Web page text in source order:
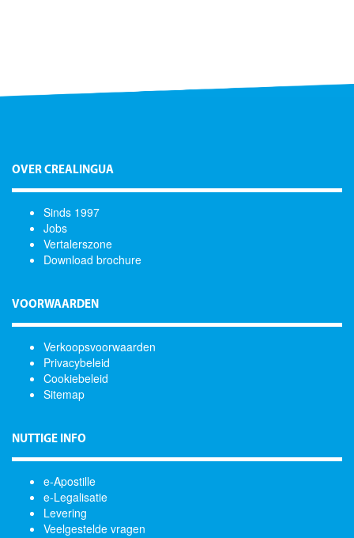
OVER CREALINGUA
Sinds 1997
Jobs
Vertalerszone
Download brochure
VOORWAARDEN
Verkoopsvoorwaarden
Privacybeleid
Cookiebeleid
Sitemap
NUTTIGE INFO
e-Apostille
e-Legalisatie
Levering
Veelgestelde vragen